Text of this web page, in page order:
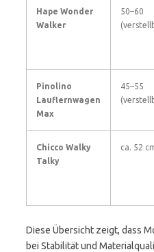
Hape Wonder
Walker
50–60
Pinolino
Lauflernwagen
Max
45–55
Chicco Walky
Talky
ca. 52
Diese Übersicht zeigt, dass
bei Stabilität und